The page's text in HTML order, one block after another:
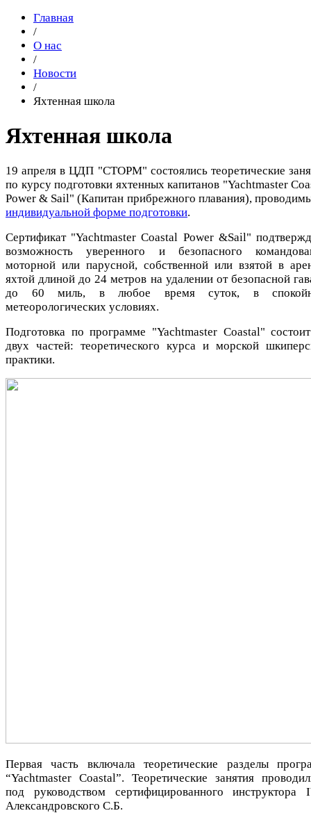
Главная
/
О нас
/
Новости
/
Яхтенная школа
Яхтенная школа
19 апреля в ЦДП "СТОРМ" состоялись теоретические
по курсу подготовки яхтенных капитанов "Yachtmaster
Power & Sail" (Капитан прибрежного плавания),
индивидуальной форме подготовки.
Сертификат "Yachtmaster Coastal Power &Sail"
возможность уверенного и безопасного
моторной или парусной, собственной или взятой в
яхтой длиной до 24 метров на удалении от безопасной
до 60 миль, в любое время суток, в
метеорологических условиях.
Подготовка по программе "Yachtmaster Coastal"
двух частей: теоретического курса и морской
практики.
Первая часть включала теоретические разделы
“Yachtmaster Coastal”. Теоретические занятия
под руководством сертифицированного инструктора
Александровского С.Б.